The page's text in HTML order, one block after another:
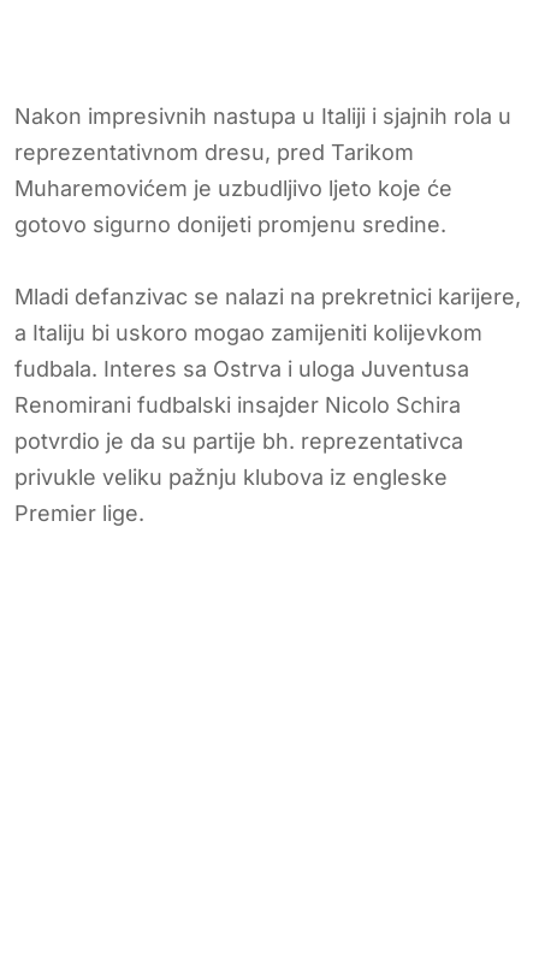
Nakon impresivnih nastupa u Italiji i sjajnih rola u
reprezentativnom dresu, pred Tarikom
Muharemovićem je uzbudljivo ljeto koje će
gotovo sigurno donijeti promjenu sredine.
Mladi defanzivac se nalazi na prekretnici karijere,
a Italiju bi uskoro mogao zamijeniti kolijevkom
fudbala. Interes sa Ostrva i uloga Juventusa
Renomirani fudbalski insajder Nicolo Schira
potvrdio je da su partije bh. reprezentativca
privukle veliku pažnju klubova iz engleske
Premier lige.